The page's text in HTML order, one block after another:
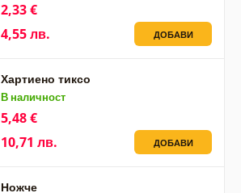
2,33 €
4,55 лв.
ДОБАВИ
Хартиено тиксо
В наличност
5,48 €
10,71 лв.
ДОБАВИ
Ножче